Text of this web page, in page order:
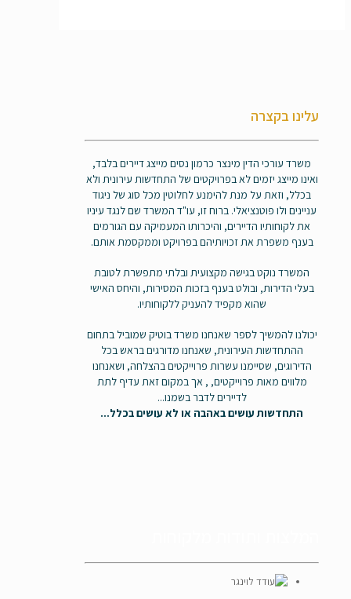
עלינו בקצרה
משרד עורכי הדין מינצר כרמון נסים מייצג דיירים בלבד,
ואינו מייצג יזמים לא בפרויקטים של התחדשות עירונית ולא
בכלל, וזאת על מנת להימנע לחלוטין מכל סוג של ניגוד
עניינים ולו פוטנציאלי. ברוח זו, עו"ד המשרד שם לנגד עיניו
את לקוחותיו הדיירים, והיכרותו המעמיקה עם הגורמים
בענף משפרת את זכויותיהם בפרויקט וממקסמת אותם.
המשרד נוקט בגישה מקצועית ובלתי מתפשרת לטובת
בעלי הדירות, ובולט בענף בזכות המסירות, והיחס האישי
שהוא מקפיד להעניק ללקוחותיו.
יכולנו להמשיך לספר שאנחנו משרד בוטיק שמוביל בתחום
ההתחדשות העירונית, שאנחנו מדורגים בראש בכל
הדירוגים, שסיימנו עשרות פרוייקטים בהצלחה, ושאנחנו
מלווים מאות פרוייקטים, , אך במקום זאת עדיף לתת
לדיירים לדבר בשמנו...
התחדשות עושים באהבה או לא עושים בכלל...